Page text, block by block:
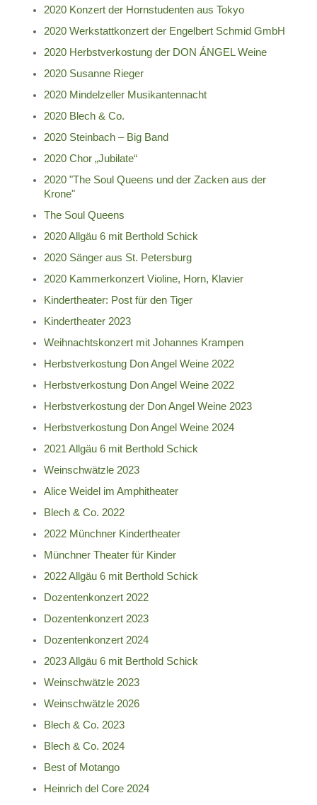
2020 Konzert der Hornstudenten aus Tokyo
2020 Werkstattkonzert der Engelbert Schmid GmbH
2020 Herbstverkostung der DON ÁNGEL Weine
2020 Susanne Rieger
2020 Mindelzeller Musikantennacht
2020 Blech & Co.
2020 Steinbach – Big Band
2020 Chor „Jubilate“
2020 "The Soul Queens und der Zacken aus der
Krone"
The Soul Queens
2020 Allgäu 6 mit Berthold Schick
2020 Sänger aus St. Petersburg
2020 Kammerkonzert Violine, Horn, Klavier
Kindertheater: Post für den Tiger
Kindertheater 2023
Weihnachtskonzert mit Johannes Krampen
Herbstverkostung Don Angel Weine 2022
Herbstverkostung Don Angel Weine 2022
Herbstverkostung der Don Angel Weine 2023
Herbstverkostung Don Angel Weine 2024
2021 Allgäu 6 mit Berthold Schick
Weinschwätzle 2023
Alice Weidel im Amphitheater
Blech & Co. 2022
2022 Münchner Kindertheater
Münchner Theater für Kinder
2022 Allgäu 6 mit Berthold Schick
Dozentenkonzert 2022
Dozentenkonzert 2023
Dozentenkonzert 2024
2023 Allgäu 6 mit Berthold Schick
Weinschwätzle 2023
Weinschwätzle 2026
Blech & Co. 2023
Blech & Co. 2024
Best of Motango
Heinrich del Core 2024